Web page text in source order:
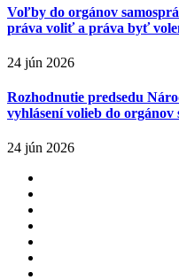
Voľby do orgánov
práva voliť a práva byť
24 jún 2026
Rozhodnutie predsedu
vyhlásení volieb do orgánov
24 jún 2026